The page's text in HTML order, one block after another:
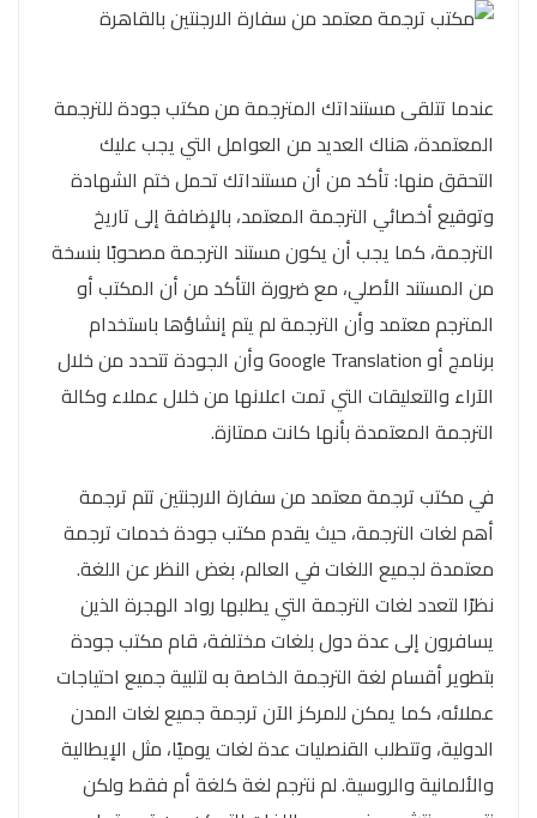
عندما تتلقى مستنداتك المترجمة من مكتب جودة للترجمة
المعتمدة، هناك العديد من العوامل التي يجب عليك
التحقق منها: تأكد من أن مستنداتك تحمل ختم الشهادة
وتوقيع أخصائي الترجمة المعتمد، بالإضافة إلى تاريخ
الترجمة، كما يجب أن يكون مستند الترجمة مصحوبًا بنسخة
من المستند الأصلي، مع ضرورة التأكد من أن المكتب أو
المترجم معتمد وأن الترجمة لم يتم إنشاؤها باستخدام
برنامج أو Google Translation وأن الجودة تتحدد من خلال
الآراء والتعليقات التي تمت اعلانها من خلال عملاء وكالة
الترجمة المعتمدة بأنها كانت ممتازة.
في مكتب ترجمة معتمد من سفارة الارجنتين تتم ترجمة
أهم لغات الترجمة، حيث يقدم مكتب جودة خدمات ترجمة
معتمدة لجميع اللغات في العالم، بغض النظر عن اللغة.
نظرًا لتعدد لغات الترجمة التي يطلبها رواد الهجرة الذين
يسافرون إلى عدة دول بلغات مختلفة، قام مكتب جودة
بتطوير أقسام لغة الترجمة الخاصة به لتلبية جميع احتياجات
عملائه، كما يمكن للمركز الآن ترجمة جميع لغات المدن
الدولية، وتتطلب القنصليات عدة لغات يوميًا، مثل الإيطالية
والألمانية والروسية. لم نترجم لغة كلغة أم فقط ولكن